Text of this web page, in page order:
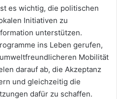
es wichtig, die politischen
Initiativen zu
unterstützen.
ins Leben gerufen,
Mobilität
darauf ab, die Akzeptanz
und gleichzeitig die
dafür zu schaffen.